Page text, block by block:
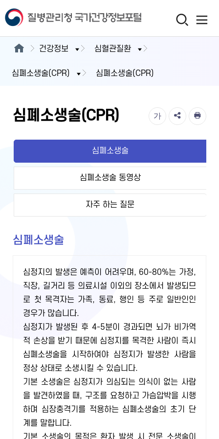
건강정보 심혈관질환
심폐소생술(CPR) 심폐소생술(CPR)
심폐소생술(CPR) 가
심폐소생술
심폐소생술 동영상
자주 하는 질문
심폐소생술
심정지의 발생은 예측이 어려우며, 60-80%는 가정,
직장, 길거리 등 의료시설 이외의 장소에서 발생되므
로 첫 목격자는 가족, 동료, 행인 등 주로 일반인인
경우가 많습니다.
심정지가 발생된 후 4-5분이 경과되면 뇌가 비가역
적 손상을 받기 때문에 심정지를 목격한 사람이 즉시
심폐소생술을 시작하여야 심정지가 발생한 사람을
정상 상태로 소생시킬 수 있습니다.
기본 소생술은 심정지가 의심되는 의식이 없는 사람
을 발견하였을 때, 구조를 요청하고 가슴압박을 시행
하며 심장충격기를 적용하는 심폐소생술의 초기 단
계를 말합니다.
기본 소생술의 목적은 환자 발생 시 전문 소생술이